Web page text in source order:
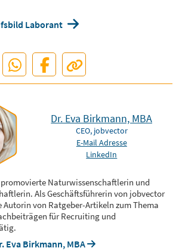
Laborant
Dr. Eva Birkmann, MBA
CEO, jobvector
E-Mail Adresse
LinkedIn
Naturwissenschaftlerin und
Als Geschäftsführerin von jobvector
Autorin von Ratgeber-Artikeln zum Thema
für Recruiting und
Eva Birkmann, MBA